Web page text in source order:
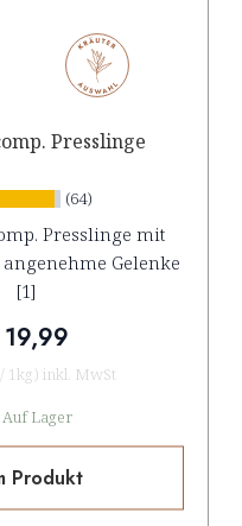
Presslinge
(64)
Presslinge mit
Gelenke
[1]
/ 1kg) inkl. MwSt
Auf Lager
Produkt